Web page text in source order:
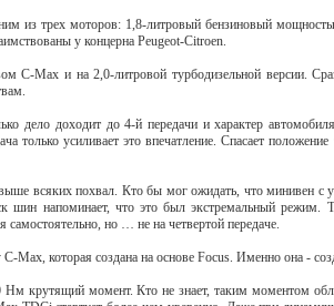
из трех моторов: 1,8-литровый бензиновый
у концерна Peugeot-Citroen.
С-Мах и на 2,0-литровой турбодизельной версии.
дело доходит до 4-й передачи и характер
только усиливает это впечатление. Спасает
всяких похвал. Кто бы мог ожидать, что минивен с
напоминает, что это был экстремальный режим.
самостоятельно, но … не на четвертой передаче.
Мах, которая создана на основе Focus. Именно она -
крутящий момент. Кто не знает, таким моментом